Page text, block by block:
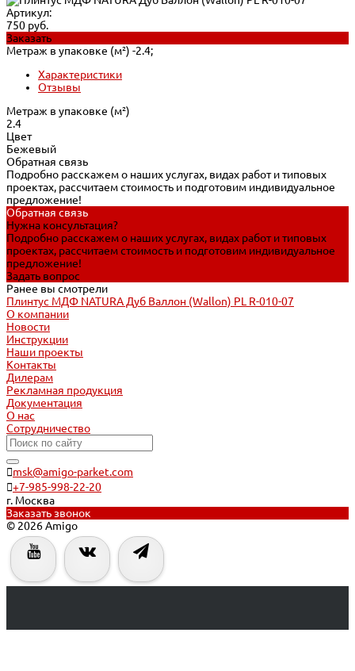
Артикул:
750 руб.
Заказать
Метраж в упаковке (м²) -2.4;
Характеристики
Отзывы
Метраж в упаковке (м²)
2.4
Цвет
Бежевый
Обратная связь
Подробно расскажем о наших услугах, видах работ и типовых
проектах, рассчитаем стоимость и подготовим индивидуальное
предложение!
Обратная связь
Нужна консультация?
Подробно расскажем о наших услугах, видах работ и типовых
проектах, рассчитаем стоимость и подготовим индивидуальное
предложение!
Задать вопрос
Ранее вы смотрели
Плинтус МДФ NATURA Дуб Валлон (Wallon) PL R-010-07
О компании
Новости
Инструкции
Наши проекты
Контакты
Дилерам
Рекламная продукция
Документация
О нас
Сотрудничество
msk@amigo-parket.com
+7-985-998-22-20
г. Москва
Заказать звонок
© 2026 Amigo